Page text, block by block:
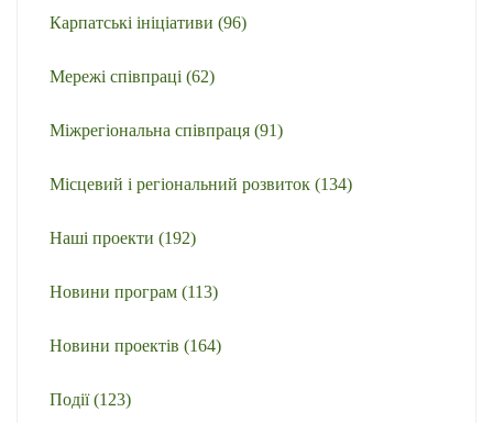
Карпатські ініціативи (96)
Мережі співпраці (62)
Міжрегіональна співпраця (91)
Місцевий і регіональний розвиток (134)
Наші проекти (192)
Новини програм (113)
Новини проектів (164)
Події(123)